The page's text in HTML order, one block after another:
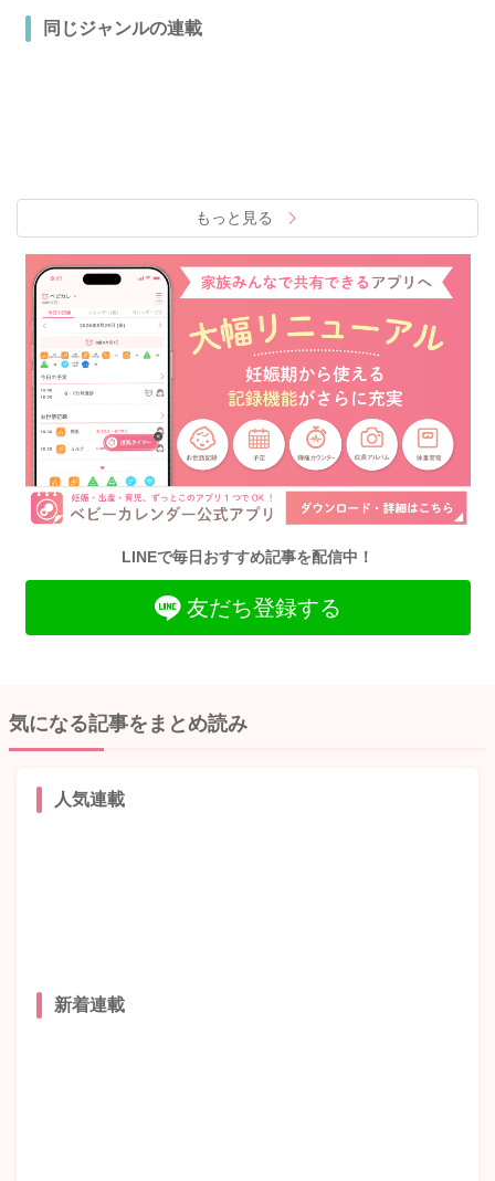
同じジャンルの連載
もっと見る
LINEで毎日おすすめ記事を配信中！
友だち登録する
気になる記事をまとめ読み
人気連載
新着連載